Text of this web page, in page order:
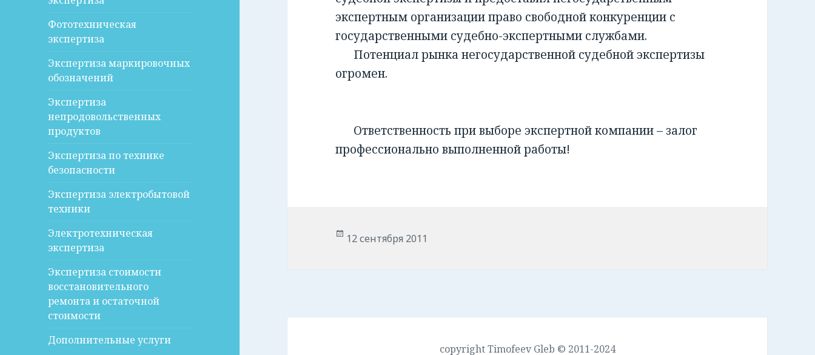
Фототехническая
экспертиза
Экспертиза маркировочных
обозначений
Экспертиза
непродовольственных
продуктов
Экспертиза по технике
безопасности
Экспертиза электробытовой
техники
Электротехническая
экспертиза
Экспертиза стоимости
восстановительного
ремонта и остаточной
стоимости
Дополнительные услуги
экспертным организации право свободной конкуренции с
государственными судебно-экспертными службами.
Потенциал рынка негосударственной судебной экспертизы
огромен.
Ответственность при выборе экспертной компании – залог
профессионально выполненной работы!
Опубликовано
12 сентября 2011
copyright Timofeev Gleb © 2011-2024